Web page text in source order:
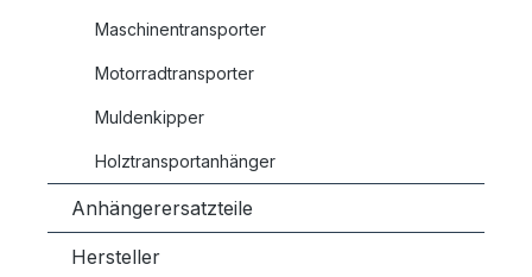
Maschinentransporter
Motorradtransporter
Muldenkipper
Holztransportanhänger
Anhängerersatzteile
Hersteller